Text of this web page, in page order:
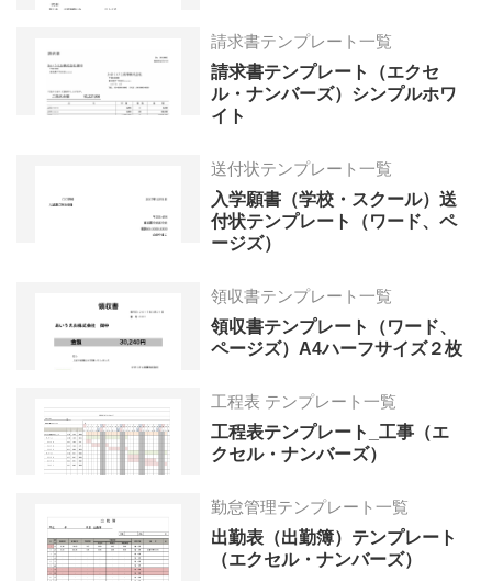
請求書テンプレート一覧
請求書テンプレート（エクセ
ル・ナンバーズ）シンプルホワ
イト
送付状テンプレート一覧
入学願書（学校・スクール）送
付状テンプレート（ワード、ペ
ージズ）
領収書テンプレート一覧
領収書テンプレート（ワード、
ページズ）A4ハーフサイズ２枚
工程表 テンプレート一覧
工程表テンプレート_工事（エ
クセル・ナンバーズ）
勤怠管理テンプレート一覧
出勤表（出勤簿）テンプレート
（エクセル・ナンバーズ）